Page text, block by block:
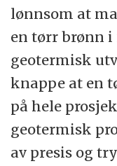
lønnsom at
en tørr brønn i
geotermisk
knappe at en
på hele
geotermisk
av presis og